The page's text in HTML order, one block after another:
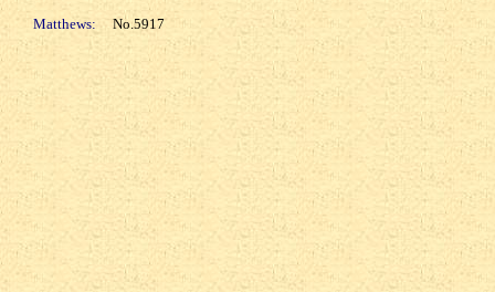
Matthews: No.5917